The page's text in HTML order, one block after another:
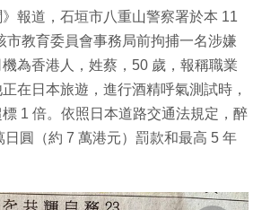
報道，石垣市八重山警察署於本 11
市教育委員會事務局前拘捕一名涉嫌
為香港人，姓蔡，50 歲，報稱職業
在日本旅遊，進行酒精呼氣測試時，
1 倍。依照日本道路交通法規定，醉
日圓（約 7 萬港元）罰款和最高 5 年